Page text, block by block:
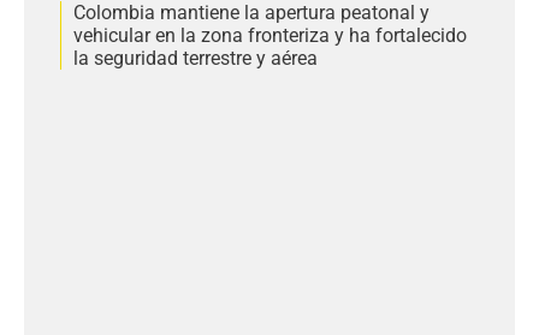
Colombia mantiene la apertura peatonal y
vehicular en la zona fronteriza y ha fortalecido
la seguridad terrestre y aérea